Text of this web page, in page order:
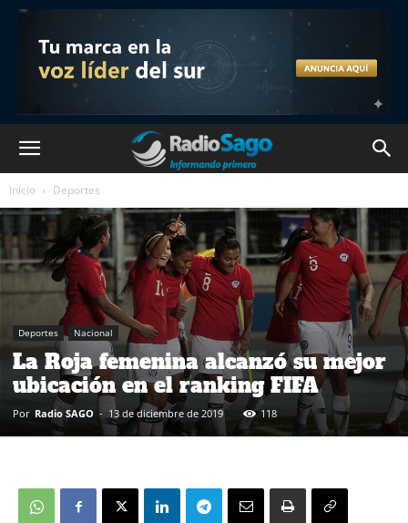
Inicio Deportes
Deportes Nacional
La Roja femenina alcanzó su mejor
ubicación en el ranking FIFA
Por Radio SAGO - 13 de diciembre de 2019 118